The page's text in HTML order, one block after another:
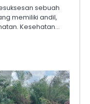
sebuah
memiliki andil,
Kesehatan…